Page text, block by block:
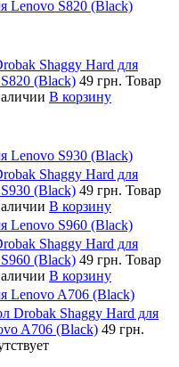
Lenovo S820 (Black)
Shaggy Hard для
(Black) 49 грн. Товар
В корзину
Lenovo S930 (Black)
Shaggy Hard для
(Black) 49 грн. Товар
В корзину
Lenovo S960 (Black)
Shaggy Hard для
(Black) 49 грн. Товар
В корзину
Lenovo A706 (Black)
Drobak Shaggy Hard для
A706 (Black) 49 грн.